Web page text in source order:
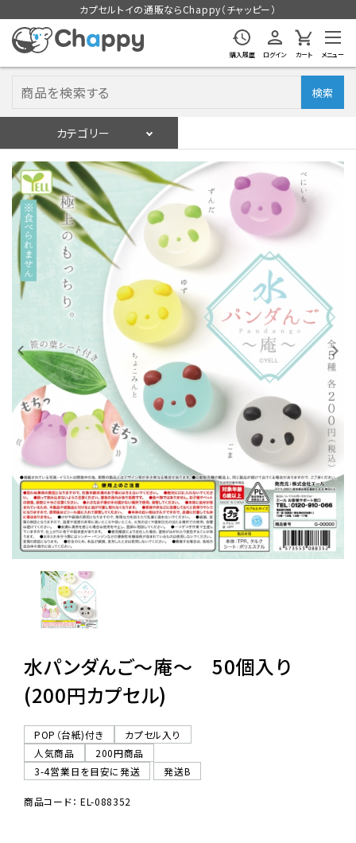
カプセルトイの通販ならChappy（チャッピー）
購入履歴 ログイン カート メニュー
検索
カテゴリー
ログイン 会員登録
入荷スケジュールをチェック
カプセルトイマシン本体
カプセルトイ
販促用空カプセル
レンタル
景品・玩具・文具
販促用カプセルトイ
よくあるご質問
06-6282-7659
水パンダんご〜庵〜 50個入り
(200円カプセル)
POP（台紙)付き
カプセル入り
人気商品
200円商品
3-4営業日を目安に発送
発送B
商品コード： EL-088352